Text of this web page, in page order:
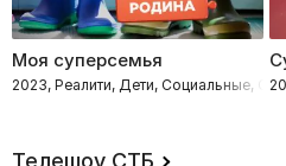
Моя суперсемья
2023, Реалити, Дети, Социальные,
Телешоу СТБ